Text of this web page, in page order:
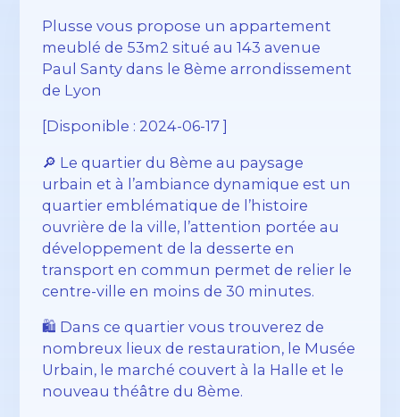
Plusse vous propose un appartement
meublé de 53m2 situé au 143 avenue
Paul Santy dans le 8ème arrondissement
de Lyon
[Disponible : 2024-06-17 ]
🔎 Le quartier du 8ème au paysage
urbain et à l’ambiance dynamique est un
quartier emblématique de l’histoire
ouvrière de la ville, l’attention portée au
développement de la desserte en
transport en commun permet de relier le
centre-ville en moins de 30 minutes.
🛍️ Dans ce quartier vous trouverez de
nombreux lieux de restauration, le Musée
Urbain, le marché couvert à la Halle et le
nouveau théâtre du 8ème.